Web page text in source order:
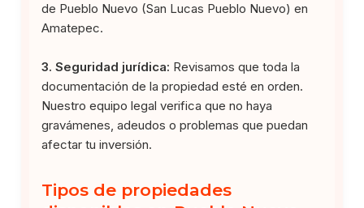
de Pueblo Nuevo (San Lucas Pueblo Nuevo) en
Amatepec.
3. Seguridad jurídica: Revisamos que toda la
documentación de la propiedad esté en orden.
Nuestro equipo legal verifica que no haya
gravámenes, adeudos o problemas que puedan
afectar tu inversión.
Tipos de propiedades